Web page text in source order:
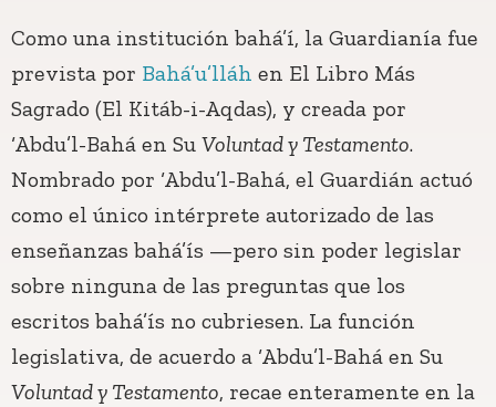
Como una institución bahá’í, la Guardianía fue
prevista por Bahá’u’lláh en El Libro Más
Sagrado (El Kitáb-i-Aqdas), y creada por
‘Abdu’l-Bahá en Su Voluntad y Testamento.
Nombrado por ‘Abdu’l-Bahá, el Guardián actuó
como el único intérprete autorizado de las
enseñanzas bahá’ís —pero sin poder legislar
sobre ninguna de las preguntas que los
escritos bahá’ís no cubriesen. La función
legislativa, de acuerdo a ‘Abdu’l-Bahá en Su
Voluntad y Testamento, recae enteramente en la